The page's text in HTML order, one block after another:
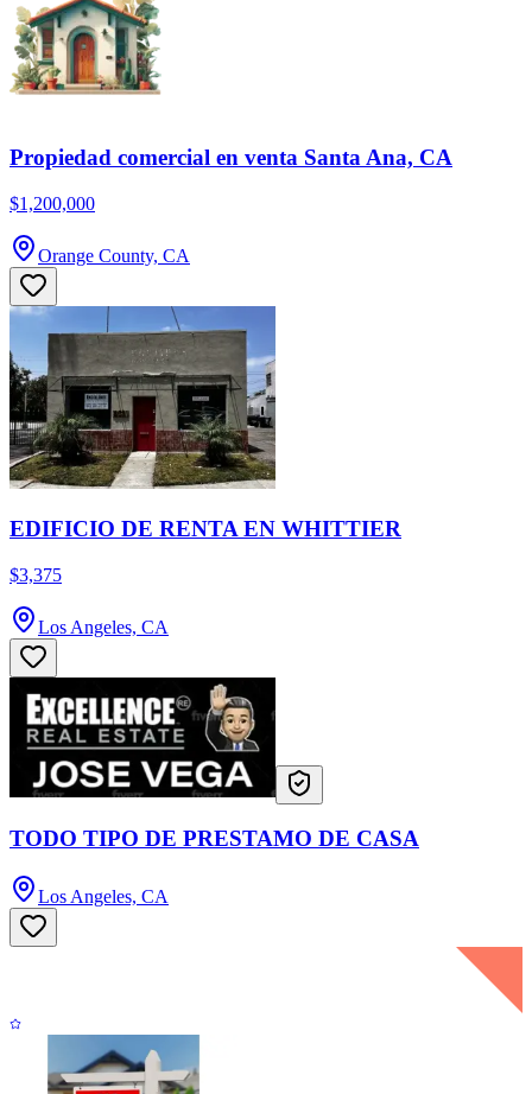
Propiedad comercial en venta Santa Ana, CA
$1,200,000
Orange County, CA
EDIFICIO DE RENTA EN WHITTIER
$3,375
Los Angeles, CA
TODO TIPO DE PRESTAMO DE CASA
Los Angeles, CA